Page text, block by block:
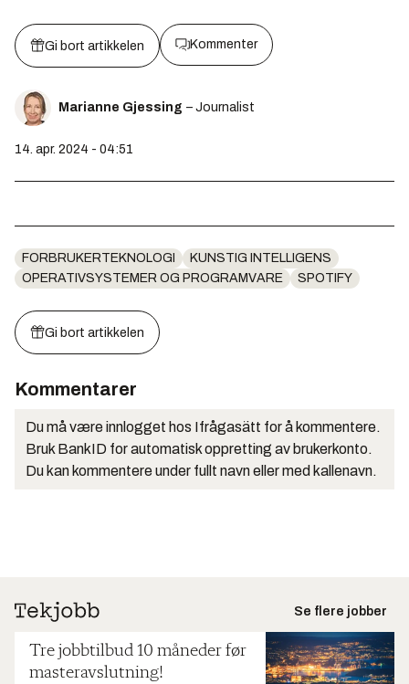
Gi bort artikkelen Kommenter
Marianne Gjessing – Journalist
14. apr. 2024 - 04:51
FORBRUKERTEKNOLOGI
KUNSTIG INTELLIGENS
OPERATIVSYSTEMER OG PROGRAMVARE
SPOTIFY
Gi bort artikkelen
Kommentarer
Du må være innlogget hos Ifrågasätt for å kommentere.
Bruk BankID for automatisk oppretting av brukerkonto.
Du kan kommentere under fullt navn eller med kallenavn.
Se flere jobber
Tre jobbtilbud 10 måneder før
masteravslutning!